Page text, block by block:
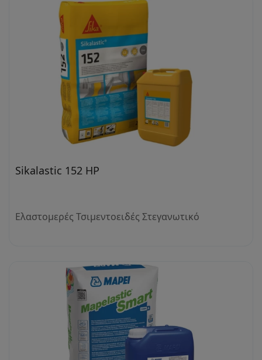
Sikalastic 152 HP
Ελαστομερές Τσιμεντοειδές Στεγανωτικό